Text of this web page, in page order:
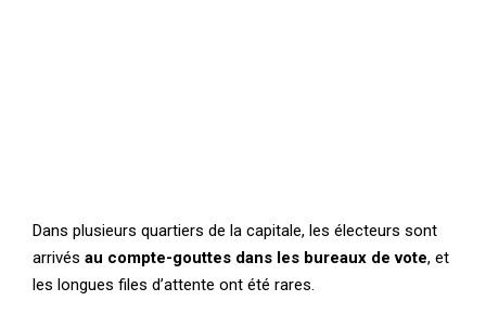
Dans plusieurs quartiers de la capitale, les électeurs sont
arrivés au compte-gouttes dans les bureaux de vote, et
les longues files d’attente ont été rares.